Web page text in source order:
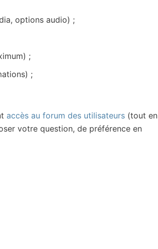
options audio) ;
;
;
accès au forum des utilisateurs (tout en
votre question, de préférence en